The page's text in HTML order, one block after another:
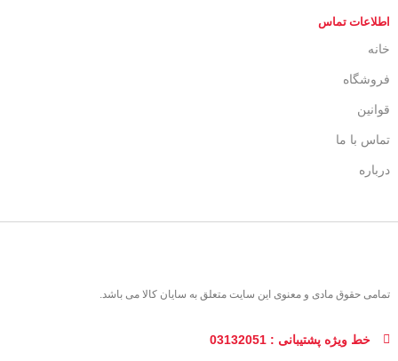
اطلاعات تماس
خانه
فروشگاه
قوانین
تماس با ما
درباره
تمامی حقوق مادی و معنوی این سایت متعلق به سایان کالا می باشد.
خط ویژه پشتیبانی : 03132051